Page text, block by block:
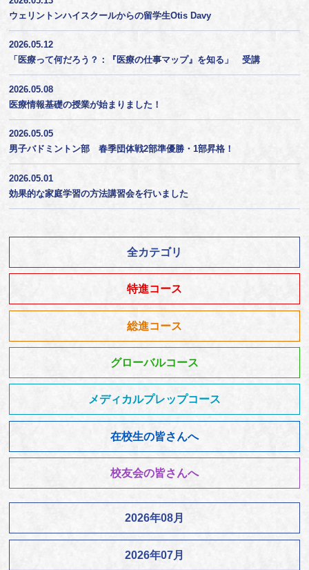
ウェリントンハイスクールからの留学生Otis Davy
2026.05.12
「医療って何だろう？：『医療の仕事マップ』を知る」 受講
2026.05.08
医療情報基礎の授業が始まりました！
2026.05.05
男子バドミントン部 春季団体戦2部準優勝・1部昇格！
2026.05.01
効果的な家庭学習の方法講習会を行いました
全カテゴリ
特進コース
総進コース
グローバルコース
メディカルプレップコース
在校生の皆さんへ
校友会の皆さんへ
2026年08月
2026年07月